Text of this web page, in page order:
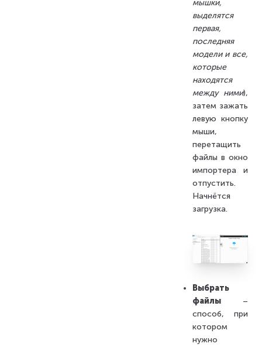
мышки,
выделятся
первая,
последняя
модели и все,
которые
находятся
между ними),
затем зажать
левую кнопку
мыши,
перетащить
файлы в окно
импортера и
отпустить.
Начнётся
загрузка.
Выбрать
файлы–
способ, при
котором
нужно